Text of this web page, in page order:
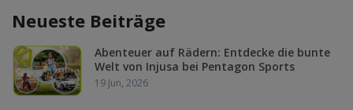
Neueste Beiträge
Abenteuer auf Rädern: Entdecke die bunte
Welt von Injusa bei Pentagon Sports
19 Jun, 2026